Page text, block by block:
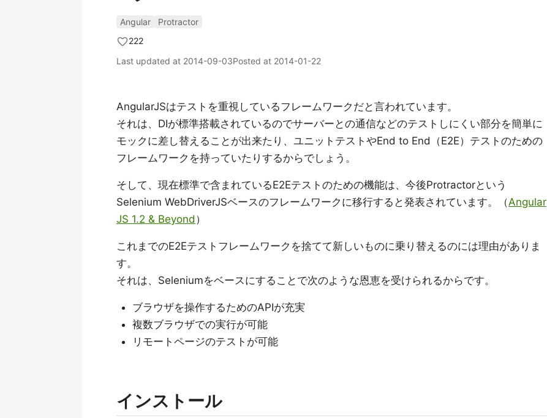
Angular
Protractor
222
Last updated at 2014-09-03Posted at 2014-01-22
AngularJSはテストを重視しているフレームワークだと言われています。
それは、DIが標準搭載されているのでサーバーとの通信などのテストしにくい部分を簡単に
モックに差し替えることが出来たり、ユニットテストやEnd to End（E2E）テストのための
フレームワークを持っていたりするからでしょう。
そして、現在標準で含まれているE2Eテストのための機能は、今後Protractorという
Selenium WebDriverJSベースのフレームワークに移行すると発表されています。（Angular
JS 1.2 & Beyond ）
これまでのE2Eテストフレームワークを捨てて新しいものに乗り替えるのには理由がありま
す。
それは、Seleniumをベースにすることで次のような恩恵を受けられるからです。
ブラウザを操作するためのAPIが充実
複数ブラウザでの実行が可能
リモートページのテストが可能
インストール